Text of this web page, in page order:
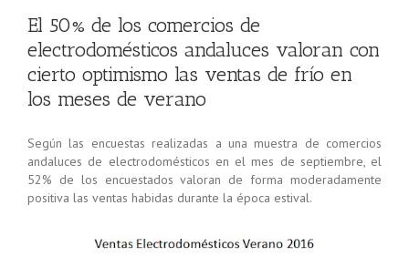
El 50% de los comercios de
electrodomésticos andaluces valoran con
cierto optimismo las ventas de frío en
los meses de verano
Según las encuestas realizadas a una muestra de comercios
andaluces de electrodomésticos en el mes de septiembre, el
52% de los encuestados valoran de forma moderadamente
positiva las ventas habidas durante la época estival.